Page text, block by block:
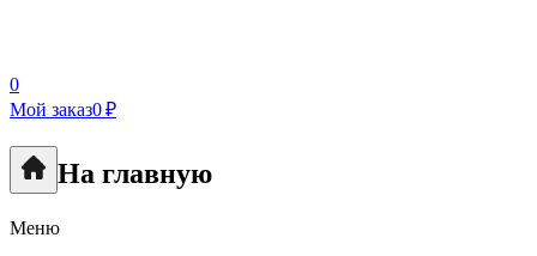
0
Мой заказ0 ₽
На главную
Меню